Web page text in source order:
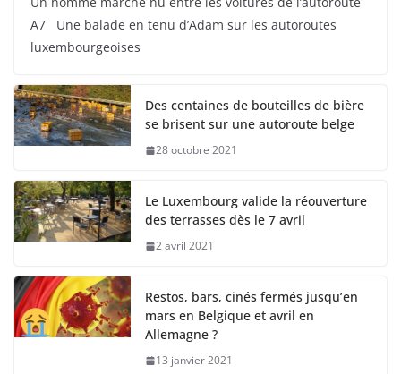
A7 Une balade en tenu d’Adam sur les autoroutes
luxembourgeoises
Des centaines de bouteilles de bière
se brisent sur une autoroute belge
28 octobre 2021
Le Luxembourg valide la réouverture
des terrasses dès le 7 avril
2 avril 2021
Restos, bars, cinés fermés jusqu’en
mars en Belgique et avril en
Allemagne ?
13 janvier 2021